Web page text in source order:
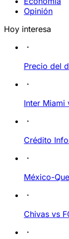
Opinión
Hoy interesa
Precio del
Inter Miami
Crédito
México-
Chivas vs